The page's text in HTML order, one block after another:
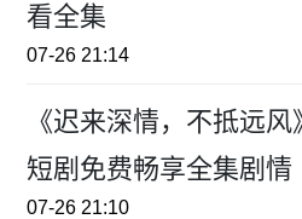
看全集
07-26 21:14
《迟来深情，不抵远风
短剧免费畅享全集剧情
07-26 21:10